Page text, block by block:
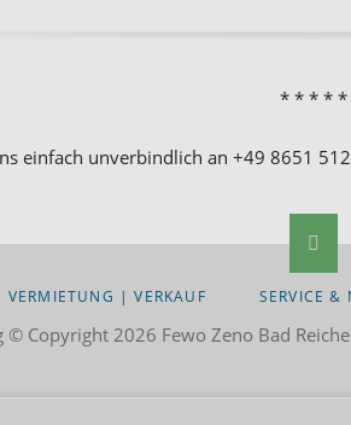
* * * * *
einfach unverbindlich an +49 8651
VERMIETUNG | VERKAUF SERVICE &
© Copyright 2026 Fewo Zeno Bad